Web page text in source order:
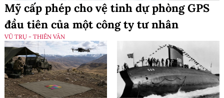
Mỹ cấp phép cho vệ tinh dự phòng GPS
đầu tiên của một công ty tư nhân
VŨ TRỤ - THIÊN VĂN